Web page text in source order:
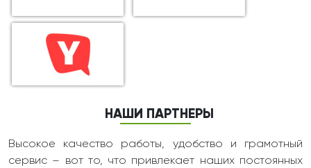
НАШИ ПАРТНЕРЫ
Высокое качество работы, удобство и грамотный
сервис – вот то, что привлекает наших постоянных